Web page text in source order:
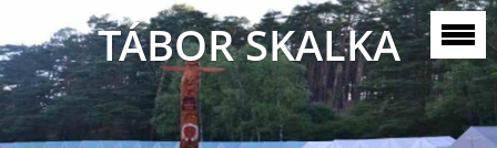
TÁBOR SKALKA